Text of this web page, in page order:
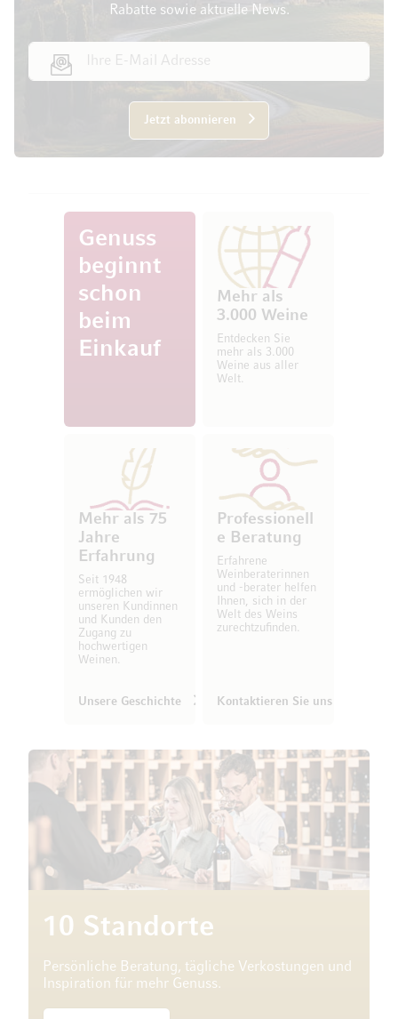
Rabatte sowie aktuelle News.
E-Mail Adresse
Jetzt abonnieren
Genuss
beginnt
schon
beim
Einkauf
Mehr als
3.000 Weine
Entdecken Sie
mehr als 3.000
Weine aus aller
Welt.
Mehr als 75
Jahre
Erfahrung
Seit 1948
ermöglichen wir
unseren Kundinnen
und Kunden den
Zugang zu
hochwertigen
Weinen.
Unsere Geschichte
Professionell
e Beratung
Erfahrene
Weinberaterinnen
und -berater helfen
Ihnen, sich in der
Welt des Weins
zurechtzufinden.
Kontaktieren Sie uns
10 Standorte
Persönliche Beratung, tägliche Verkostungen und
Inspiration für mehr Genuss.